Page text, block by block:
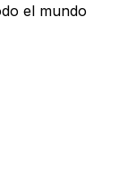
el mundo